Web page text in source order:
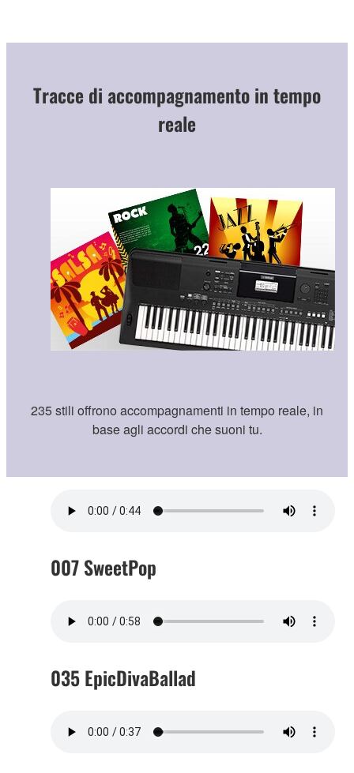
Tracce di accompagnamento in tempo
reale
235 stili offrono accompagnamenti in tempo reale, in
base agli accordi che suoni tu.
007 SweetPop
035 EpicDivaBallad